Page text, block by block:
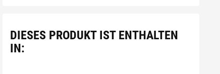
DIESES PRODUKT IST ENTHALTEN
IN: